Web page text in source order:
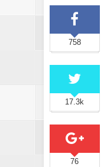
758
17.3k
76